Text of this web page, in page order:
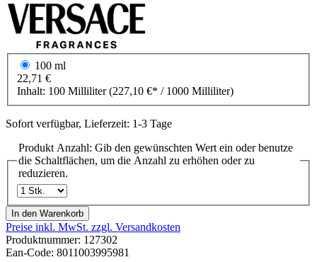
100 ml
22,71 €
Inhalt: 100 Milliliter(227,10 €* / 1000 Milliliter)
Sofort verfügbar, Lieferzeit: 1-3 Tage
Produkt Anzahl: Gib den gewünschten Wert ein oder benutze
die Schaltflächen, um die Anzahl zu erhöhen oder zu
reduzieren.
In den Warenkorb
Preise inkl. MwSt. zzgl. Versandkosten
Produktnummer: 127302
Ean-Code: 8011003995981